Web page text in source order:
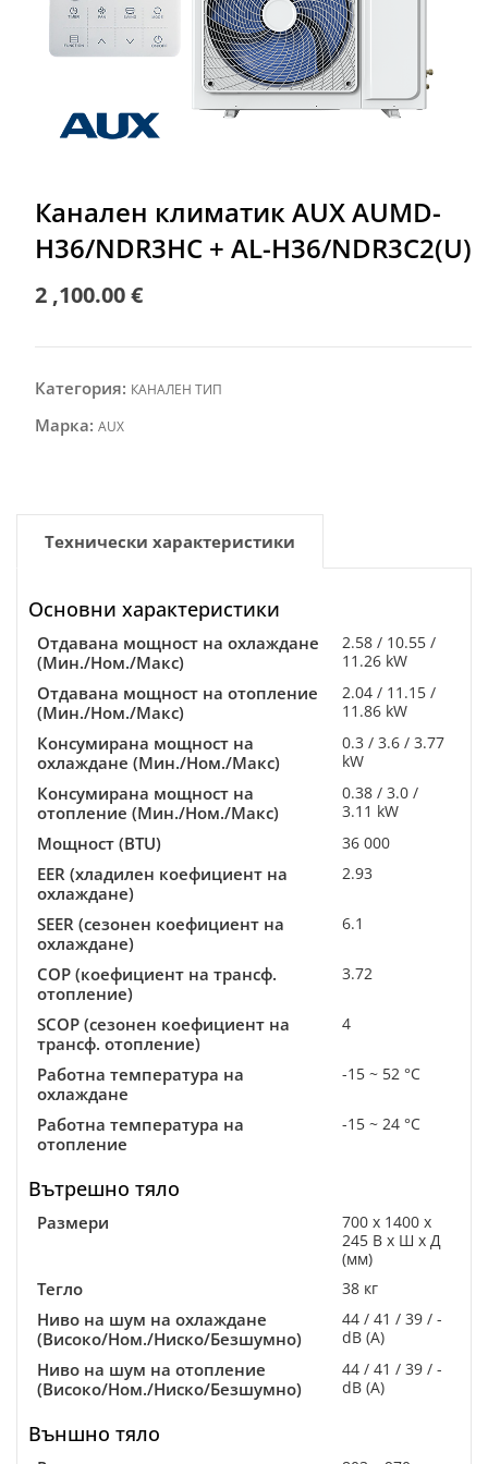
Канален климатик AUX AUMD-
H36/NDR3HC + AL-H36/NDR3C2(U)
2 ,100.00€
Категория: КАНАЛЕН ТИП
Марка: AUX
Технически характеристики
Основни характеристики
Отдавана мощност на охлаждане
(Мин./Ном./Макс)
2.58 / 10.55 /
11.26 kW
Отдавана мощност на отопление
(Мин./Ном./Макс)
2.04 / 11.15 /
11.86 kW
Консумирана мощност на
охлаждане (Мин./Ном./Макс)
0.3 / 3.6 / 3.77
kW
Консумирана мощност на
отопление (Мин./Ном./Макс)
0.38 / 3.0 /
3.11 kW
Мощност (BTU) 36 000
EER (хладилен коефициент на
охлаждане)
2.93
SEER (сезонен коефициент на
охлаждане)
6.1
COP (коефициент на трансф.
отопление)
3.72
SCOP (сезонен коефициент на
трансф. отопление)
4
Работна температура на
охлаждане
-15 ~ 52 °C
Работна температура на
отопление
-15 ~ 24 °C
Вътрешно тяло
Размери
700 x 1400 x
245 В x Ш x Д
(мм)
Тегло 38 кг
Ниво на шум на охлаждане
(Високо/Ном./Ниско/Безшумно)
44 / 41 / 39 / -
dB (A)
Ниво на шум на отопление
(Високо/Ном./Ниско/Безшумно)
44 / 41 / 39 / -
dB (A)
Външно тяло